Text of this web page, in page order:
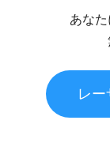
あな
レ